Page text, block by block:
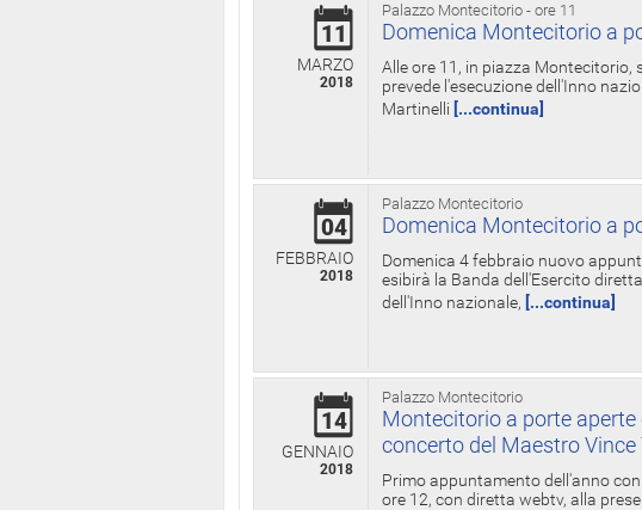
Palazzo Montecitorio - ore 11
11
MARZO
2018
Domenica Montecitorio a
Alle ore 11, in piazza Montecitorio,
prevede l'esecuzione dell'Inno
Martinelli [...continua]
Palazzo Montecitorio
04
FEBBRAIO
2018
Domenica Montecitorio a
Domenica 4 febbraio nuovo
esibirà la Banda dell'Esercito
dell'Inno nazionale, [...continua]
Palazzo Montecitorio
14
GENNAIO
2018
Montecitorio a porte aperte
concerto del Maestro
Primo appuntamento dell'anno
ore 12, con diretta webtv, alla